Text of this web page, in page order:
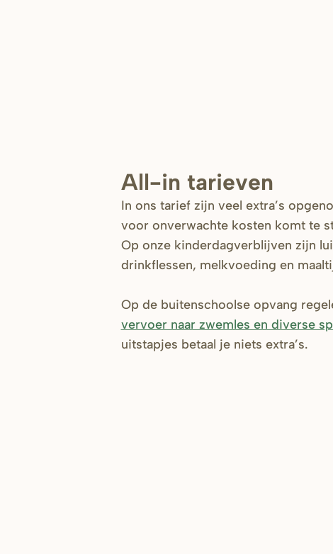
All-in tarieven
In ons tarief zijn veel extra’s
voor onverwachte kosten komt te
Op onze kinderdagverblijven zijn
drinkflessen, melkvoeding en
Op de buitenschoolse opvang
vervoer naar zwemles en diverse
uitstapjes betaal je niets extra’s.